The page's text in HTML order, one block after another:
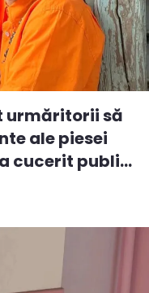
urmăritorii să
ale piesei
cucerit publi...